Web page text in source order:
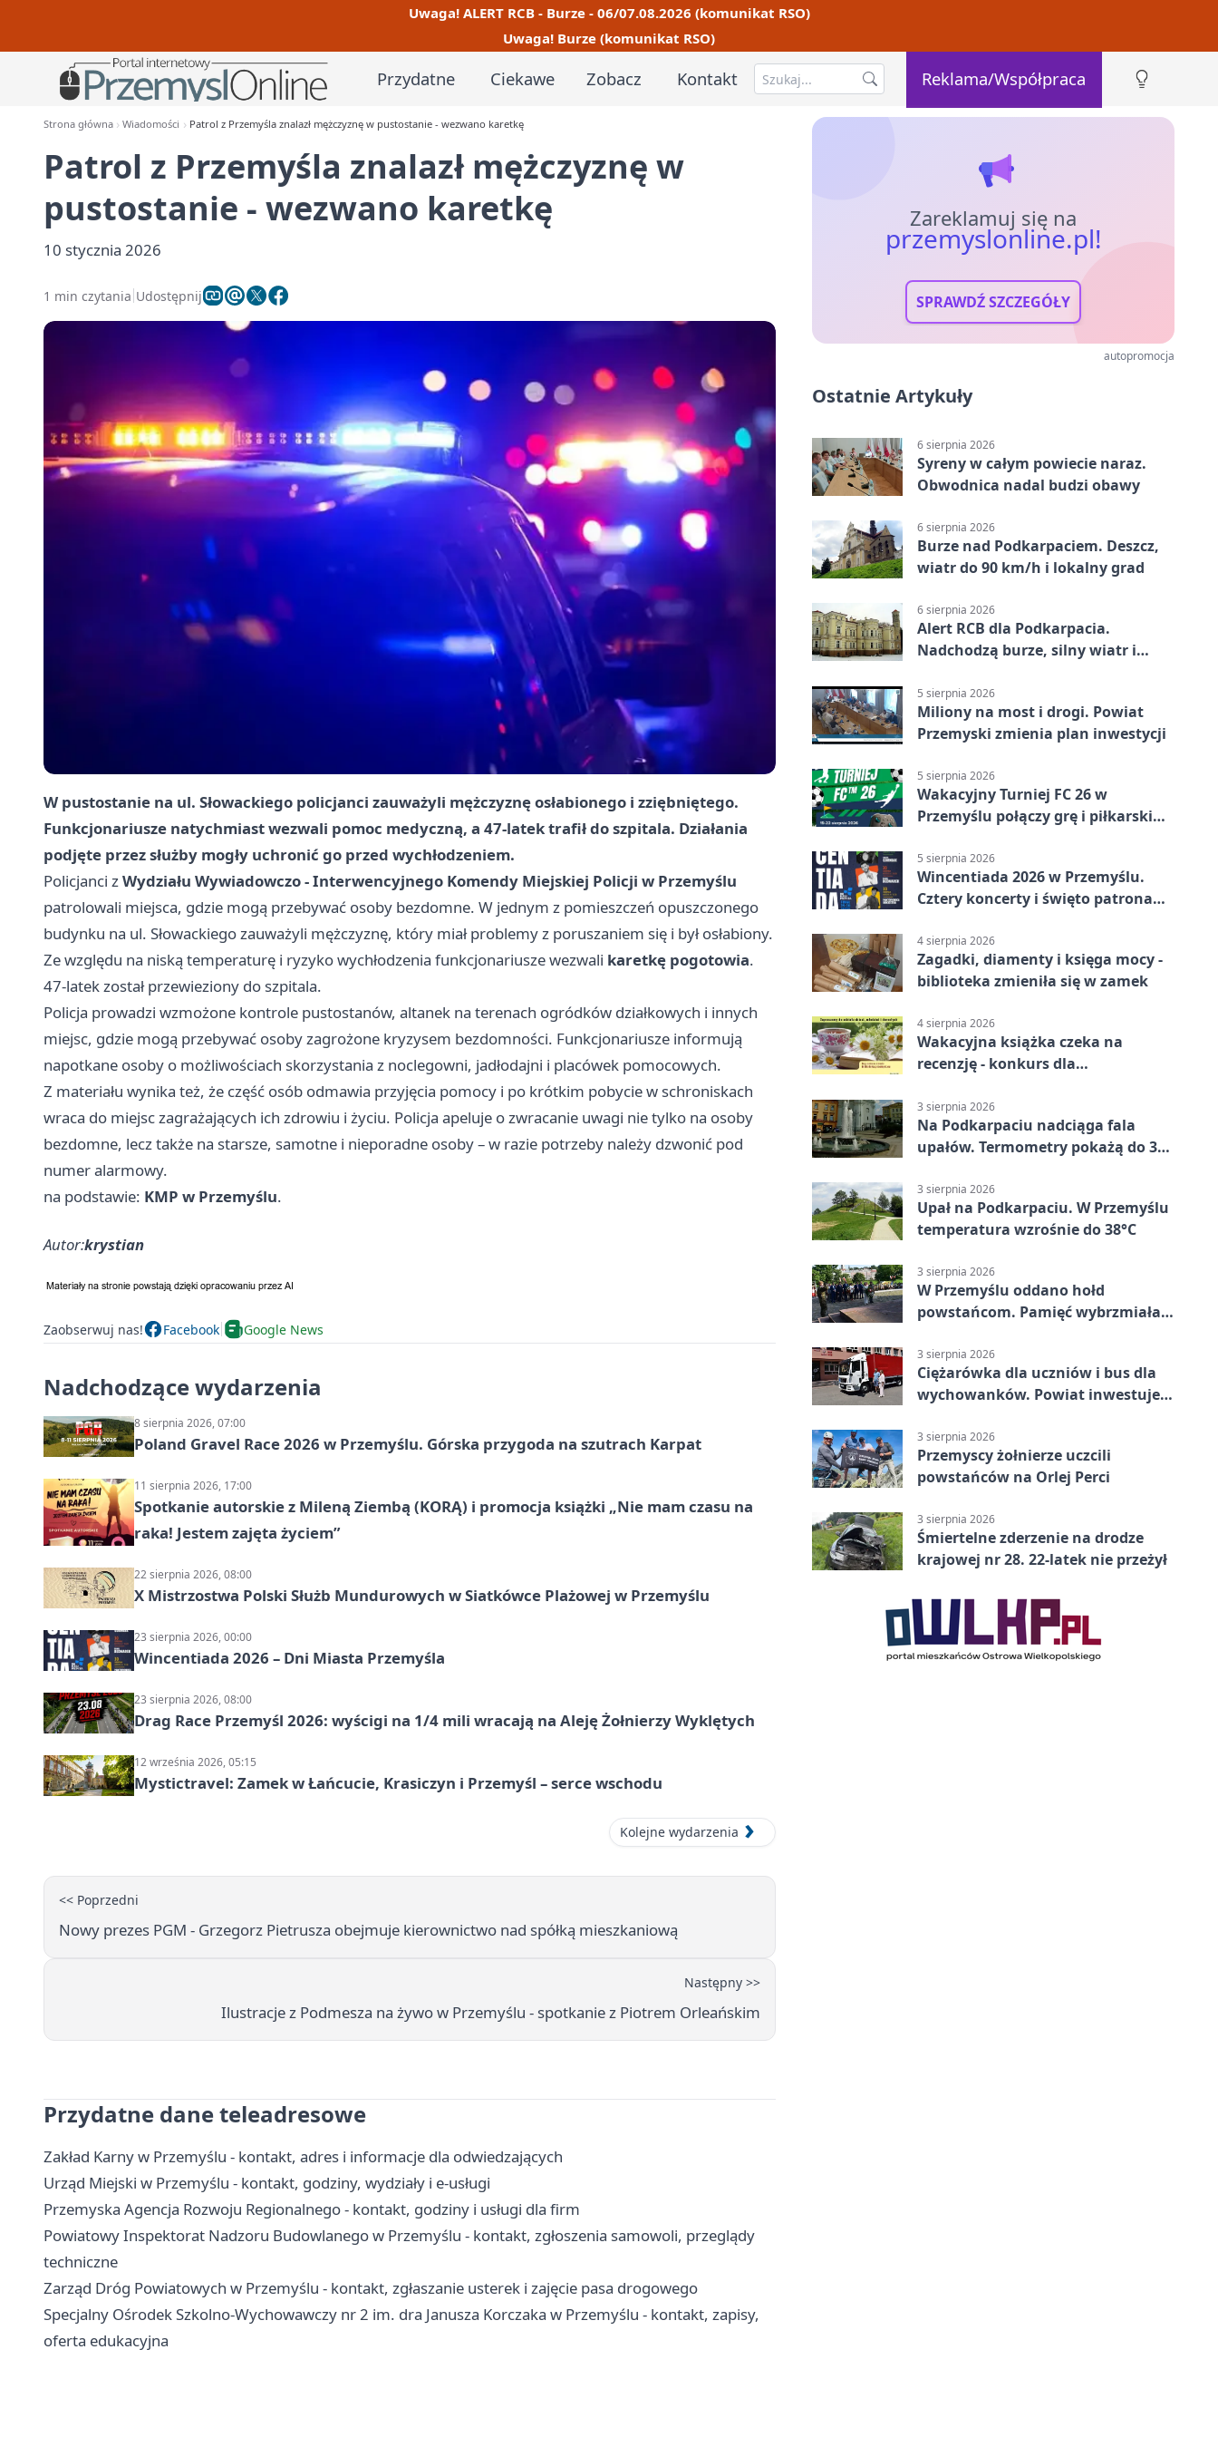
Uwaga! ALERT RCB - Burze - 06/07.08.2026 (komunikat RSO)
Uwaga! Burze (komunikat RSO)
Przydatne Ciekawe Zobacz Kontakt Reklama/Współpraca
Strona główna Wiadomości Patrol z Przemyśla znalazł mężczyznę w pustostanie - wezwano karetkę
Patrol z Przemyśla znalazł mężczyznę w
pustostanie - wezwano karetkę
10 stycznia 2026
1 min czytania Udostępnij
W pustostanie na ul. Słowackiego policjanci zauważyli mężczyznę osłabionego i zziębniętego.
Funkcjonariusze natychmiast wezwali pomoc medyczną, a 47-latek trafił do szpitala. Działania
podjęte przez służby mogły uchronić go przed wychłodzeniem.
Policjanci zWydziału Wywiadowczo - Interwencyjnego Komendy Miejskiej Policji w Przemyślu
patrolowali miejsca, gdzie mogą przebywać osoby bezdomne. W jednym z pomieszczeń opuszczonego
budynku na ul. Słowackiego zauważyli mężczyznę, który miał problemy z poruszaniem się i był osłabiony.
Ze względu na niską temperaturę i ryzyko wychłodzenia funkcjonariusze wezwali karetkę pogotowia.
47-latek został przewieziony do szpitala.
Policja prowadzi wzmożone kontrole pustostanów, altanek na terenach ogródków działkowych i innych
miejsc, gdzie mogą przebywać osoby zagrożone kryzysem bezdomności. Funkcjonariusze informują
napotkane osoby o możliwościach skorzystania z noclegowni, jadłodajni i placówek pomocowych.
Z materiału wynika też, że część osób odmawia przyjęcia pomocy i po krótkim pobycie w schroniskach
wraca do miejsc zagrażających ich zdrowiu i życiu. Policja apeluje o zwracanie uwagi nie tylko na osoby
bezdomne, lecz także na starsze, samotne i nieporadne osoby – w razie potrzeby należy dzwonić pod
numer alarmowy.
na podstawie: KMP w Przemyślu.
Autor:krystian
Zaobserwuj nas! Facebook Google News
Nadchodzące wydarzenia
8 sierpnia 2026, 07:00
Poland Gravel Race 2026 w Przemyślu. Górska przygoda na szutrach Karpat
11 sierpnia 2026, 17:00
Spotkanie autorskie z Mileną Ziembą (KORĄ) i promocja książki „Nie mam czasu na
raka! Jestem zajęta życiem”
22 sierpnia 2026, 08:00
X Mistrzostwa Polski Służb Mundurowych w Siatkówce Plażowej w Przemyślu
23 sierpnia 2026, 00:00
Wincentiada 2026 – Dni Miasta Przemyśla
23 sierpnia 2026, 08:00
Drag Race Przemyśl 2026: wyścigi na 1/4 mili wracają na Aleję Żołnierzy Wyklętych
12 września 2026, 05:15
Mystictravel: Zamek w Łańcucie, Krasiczyn i Przemyśl – serce wschodu
Kolejne wydarzenia
<< Poprzedni
Nowy prezes PGM - Grzegorz Pietrusza obejmuje kierownictwo nad spółką mieszkaniową
Następny >>
Ilustracje z Podmesza na żywo w Przemyślu - spotkanie z Piotrem Orleańskim
Przydatne dane teleadresowe
Zakład Karny w Przemyślu - kontakt, adres i informacje dla odwiedzających
Urząd Miejski w Przemyślu - kontakt, godziny, wydziały i e-usługi
Przemyska Agencja Rozwoju Regionalnego - kontakt, godziny i usługi dla firm
Powiatowy Inspektorat Nadzoru Budowlanego w Przemyślu - kontakt, zgłoszenia samowoli, przeglądy
techniczne
Zarząd Dróg Powiatowych w Przemyślu - kontakt, zgłaszanie usterek i zajęcie pasa drogowego
Specjalny Ośrodek Szkolno-Wychowawczy nr 2 im. dra Janusza Korczaka w Przemyślu - kontakt, zapisy,
oferta edukacyjna
Zareklamuj się na
przemyslonline.pl!
SPRAWDŹ SZCZEGÓŁY
autopromocja
Ostatnie Artykuły
6 sierpnia 2026
Syreny w całym powiecie naraz.
Obwodnica nadal budzi obawy
6 sierpnia 2026
Burze nad Podkarpaciem. Deszcz,
wiatr do 90 km/h i lokalny grad
6 sierpnia 2026
Alert RCB dla Podkarpacia.
Nadchodzą burze, silny wiatr i
5 sierpnia 2026
Miliony na most i drogi. Powiat
Przemyski zmienia plan inwestycji
5 sierpnia 2026
Wakacyjny Turniej FC 26 w
Przemyślu połączy grę i piłkarski
5 sierpnia 2026
Wincentiada 2026 w Przemyślu.
Cztery koncerty i święto patrona
4 sierpnia 2026
Zagadki, diamenty i księga mocy -
biblioteka zmieniła się w zamek
4 sierpnia 2026
Wakacyjna książka czeka na
recenzję - konkurs dla
3 sierpnia 2026
Na Podkarpaciu nadciąga fala
upałów. Termometry pokażą do 36
3 sierpnia 2026
Upał na Podkarpaciu. W Przemyślu
temperatura wzrośnie do 38°C
3 sierpnia 2026
W Przemyślu oddano hołd
powstańcom. Pamięć wybrzmiała
3 sierpnia 2026
Ciężarówka dla uczniów i bus dla
wychowanków. Powiat inwestuje
3 sierpnia 2026
Przemyscy żołnierze uczcili
powstańców na Orlej Perci
3 sierpnia 2026
Śmiertelne zderzenie na drodze
krajowej nr 28. 22-latek nie przeżył